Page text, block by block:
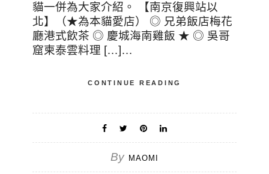
貓一併為大家介紹。 【南京復興站以
北】（★為本貓愛店） ◎ 兄弟飯店梅花
廳港式飲茶 ◎ 慶城海南雞飯 ★ ◎ 吳哥
窟柬泰雲料理 […]…
CONTINUE READING
By MAOMI